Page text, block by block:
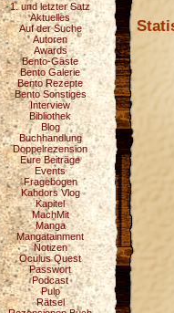
1. und letzter Satz
Aktuelles
Auf der Suche
Autoren
Awards
Bento-Gäste
Bento Galerie
Bento Rezepte
Bento Sonstiges
Interview
Bibliothek
Blog
Buchhandlung
Doppelrezension
Eure Beiträge
Events
Fragebogen
Kahdors Vlog
Kapitel
MachMit
Manga
Mangatainment
Notizen
Oculus Quest
Passwort
Podcast
Pulp
Rätsel